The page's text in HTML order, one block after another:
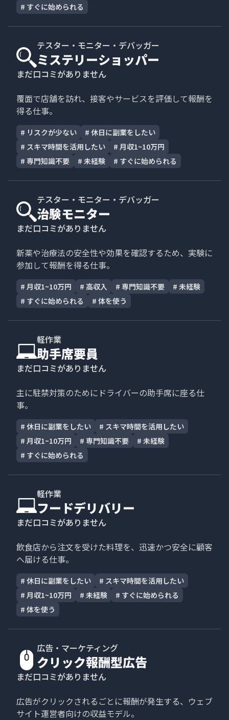
# すぐに始められる
テスター・モニター・デバッガー
ミステリーショッパー
まだ口コミがありません
覆面で店舗を訪れ、接客やサービスを評価して報酬を
得る仕事。
# リスクが少ない # 休日に副業をしたい
# スキマ時間を活用したい # 月収1~10万円
# 専門知識不要 # 未経験 # すぐに始められる
テスター・モニター・デバッガー
治験モニター
まだ口コミがありません
新薬や治療法の安全性や効果を確認するため、実験に
参加して報酬を得る仕事。
# 月収1~10万円 # 高収入 # 専門知識不要 # 未経験
# すぐに始められる # 体を使う
軽作業
助手席要員
まだ口コミがありません
主に駐禁対策のためにドライバーの助手席に座る仕
事。
# 休日に副業をしたい # スキマ時間を活用したい
# 月収1~10万円 # 専門知識不要 # 未経験
# すぐに始められる
軽作業
フードデリバリー
まだ口コミがありません
飲食店から注文を受けた料理を、迅速かつ安全に顧客
へ届ける仕事。
# 休日に副業をしたい # スキマ時間を活用したい
# 月収1~10万円 # 未経験 # すぐに始められる
# 体を使う
広告・マーケティング
クリック報酬型広告
まだ口コミがありません
広告がクリックされるごとに報酬が発生する、ウェブ
サイト運営者向けの収益モデル。